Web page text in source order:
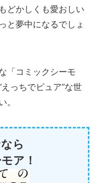
どかしくも愛おしい
と夢中になるでしょ
「コミックシーモ
っちでピュア”な世
。
ら
ア！